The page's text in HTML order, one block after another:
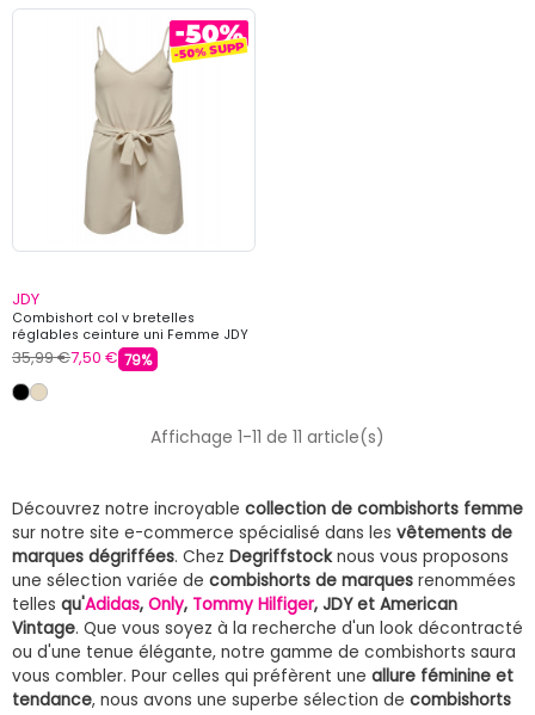
JDY
Combishort col v bretelles
réglables ceinture uni Femme JDY
35,99 €7,50 € 79%
Affichage 1-11 de 11 article(s)
Découvrez notre incroyable collection de combishorts femme
sur notre site e-commerce spécialisé dans les vêtements de
marques dégriffées. Chez Degriffstocknous vous proposons
une sélection variée de combishorts de marques renommées
telles qu'Adidas, Only, Tommy Hilfiger, JDY et American
Vintage. Que vous soyez à la recherche d'un look décontracté
ou d'une tenue élégante, notre gamme de combishorts saura
vous combler. Pour celles qui préfèrent une allure féminine et
tendance, nous avons une superbe sélection de combishorts